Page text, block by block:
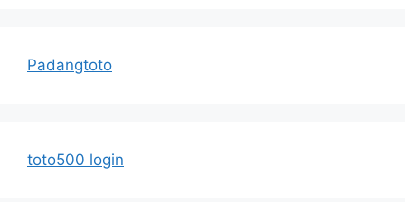
Padangtoto
toto500 login